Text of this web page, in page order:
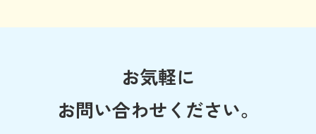
お気軽に
お問い合わせください。